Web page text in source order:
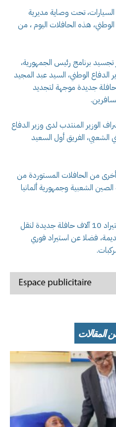
تحت وصاية مديرية
هذه الحافلات اليوم ، من
تجسيد برنامج رئيس الجمهورية،
الدفاع الوطني، السيد عبد المجيد
إلى استيراد 10 آلاف حافلة جديدة موجهة لتجديد
الوزير المنتدب لدى وزير الدفاع
الشعبي، الفريق أول السعيد
من الحافلات المستوردة من
الشعبية وجمهورية ألمانيا
وكان رئيس الجمهورية قد قرر استيراد 10 آلاف حافلة جديدة لنقل
فضلا عن استيراد فوري
المقالات